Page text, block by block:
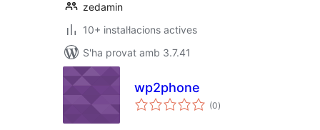
zedamin
10+ instal·lacions actives
S'ha provat amb 3.7.41
wp2phone
(0puntuacions
totals
)